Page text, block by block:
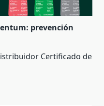
prevención
Certificado de